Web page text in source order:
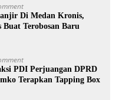
Di Medan Kronis,
Terobosan Baru
PDI Perjuangan DPRD
Terapkan Tapping Box